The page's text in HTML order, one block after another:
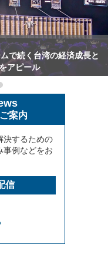
で続く台湾の経済成長と
アピール
ご案内
決するための
事例などをお
信